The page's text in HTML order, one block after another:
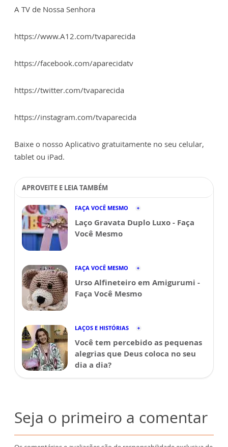
A TV de Nossa Senhora
https://www.A12.com/tvaparecida
https://facebook.com/aparecidatv
https://twitter.com/tvaparecida
https://instagram.com/tvaparecida
Baixe o nosso Aplicativo gratuitamente no seu celular,
tablet ou iPad.
APROVEITE E LEIA TAMBÉM
FAÇA VOCÊ MESMO
Laço Gravata Duplo Luxo - Faça
Você Mesmo
FAÇA VOCÊ MESMO
Urso Alfineteiro em Amigurumi -
Faça Você Mesmo
LAÇOS E HISTÓRIAS
Você tem percebido as pequenas
alegrias que Deus coloca no seu
dia a dia?
Seja o primeiro a comentar